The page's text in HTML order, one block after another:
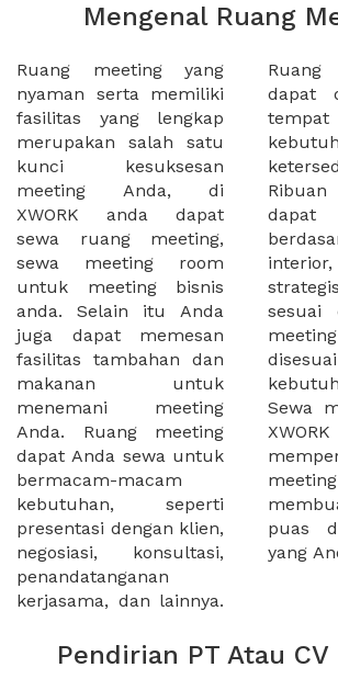
Mengenal Ruang
Ruang meeting yang
nyaman serta memiliki
fasilitas yang lengkap
merupakan salah satu
kunci kesuksesan
meeting Anda, di
XWORK anda dapat
sewa ruang meeting,
sewa meeting room
untuk meeting bisnis
anda. Selain itu Anda
juga dapat memesan
fasilitas tambahan dan
makanan untuk
menemani meeting
Anda. Ruang meeting
dapat Anda sewa untuk
bermacam-macam
kebutuhan, seperti
presentasi dengan klien,
negosiasi, konsultasi,
penandatanganan
kerjasama, dan lainnya.
Ruang meeting juga
dapat diatur susunan
tempat duduk sesuai
kebutuhan dan
ketersediaan ruangan.
Ribuan ruang meeting
dapat Anda pilih
berdasarkan corak
interior, lokasi yang
strategis, harga yang
sesuai dengan budget
meeting Anda, ataupun
disesuaikan dengan
kebutuhan klien Anda.
Sewa meeting room di
XWORK akan
mempermudah
meeting Anda dan
membuat klien Anda
puas dengan meeting
yang
Pendirian PT Atau CV